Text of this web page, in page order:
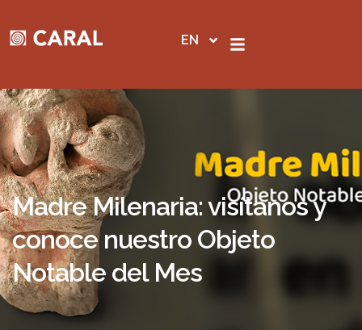
to
content
EN
Madre Milenaria: visítanos y
conoce nuestro Objeto
Notable del Mes